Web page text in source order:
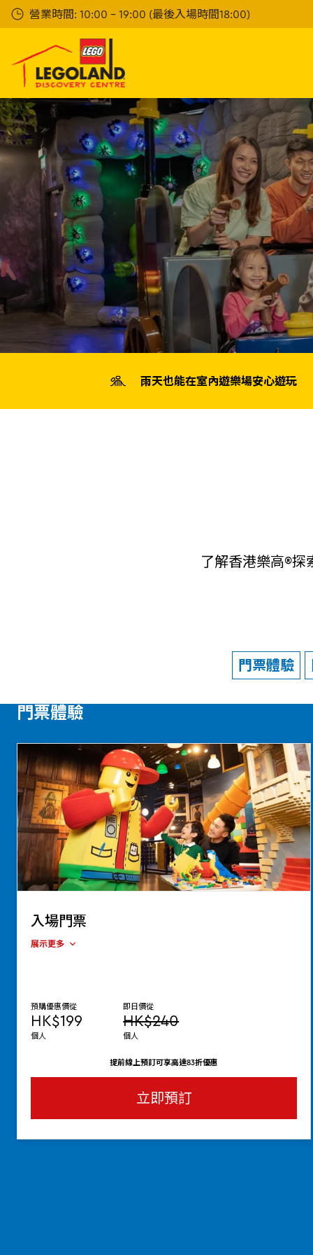
Skip
to
content
營業時間: 10:00 - 19:00 (最後入場時間18:00)
雨天也能在室內遊樂場安心遊玩
了解香港樂高®探
門票體驗
門票體驗
入場門票
展示更多
預購優惠價從
HK$199
個人
即日價從
HK$240
個人
提前線上預訂可享高達83折優惠
立即預訂